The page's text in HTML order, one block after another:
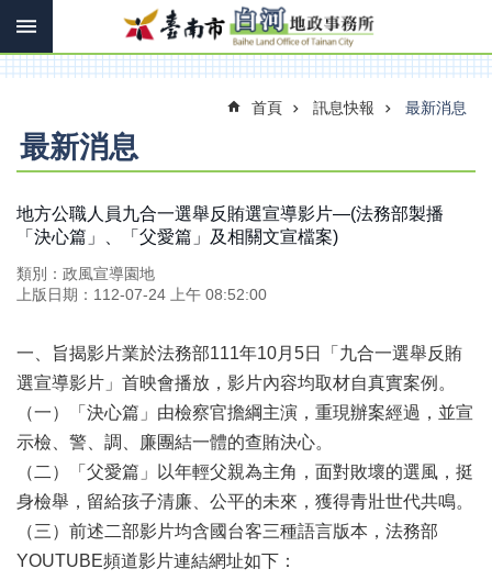
跳到主要內容區塊
搜
進
階
訊
息
報
介
線
上
申
辦
查
詢
首頁 訊息快報 最新消息
最新消息
地方公職人員九合一選舉反賄選宣導影片—(法務部製播
「決心篇」、「父愛篇」及相關文宣檔案)
類別：政風宣導園地
上版日期：112-07-24 上午 08:52:00
一、旨揭影片業於法務部111年10月5日「九合一選舉反賄
選宣導影片」首映會播放，影片內容均取材自真實案例。
（一）「決心篇」由檢察官擔綱主演，重現辦案經過，並宣
示檢、警、調、廉團結一體的查賄決心。
（二）「父愛篇」以年輕父親為主角，面對敗壞的選風，挺
身檢舉，留給孩子清廉、公平的未來，獲得青壯世代共鳴。
（三）前述二部影片均含國台客三種語言版本，法務部
YOUTUBE頻道影片連結網址如下：